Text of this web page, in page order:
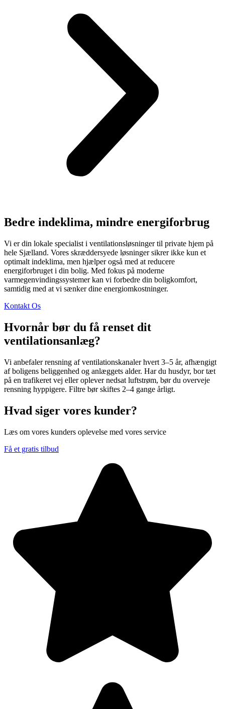
Bedre indeklima, mindre energiforbrug
Vi er din lokale specialist i ventilationsløsninger til private hjem på
hele Sjælland. Vores skræddersyede løsninger sikrer ikke kun et
optimalt indeklima, men hjælper også med at reducere
energiforbruget i din bolig. Med fokus på moderne
varmegenvindingssystemer kan vi forbedre din boligkomfort,
samtidig med at vi sænker dine energiomkostninger.
Kontakt Os
Hvornår bør du få renset dit
ventilationsanlæg?
Vi anbefaler rensning af ventilationskanaler hvert 3–5 år, afhængigt
af boligens beliggenhed og anlæggets alder. Har du husdyr, bor tæt
på en trafikeret vej eller oplever nedsat luftstrøm, bør du overveje
rensning hyppigere. Filtre bør skiftes 2–4 gange årligt.
Hvad siger vores kunder?
Læs om vores kunders oplevelse med vores service
Få et gratis tilbud